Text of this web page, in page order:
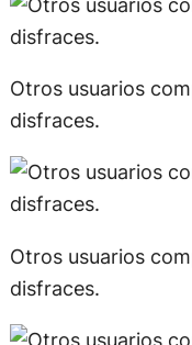
Otros usuarios
disfraces.
Otros usuarios
disfraces.